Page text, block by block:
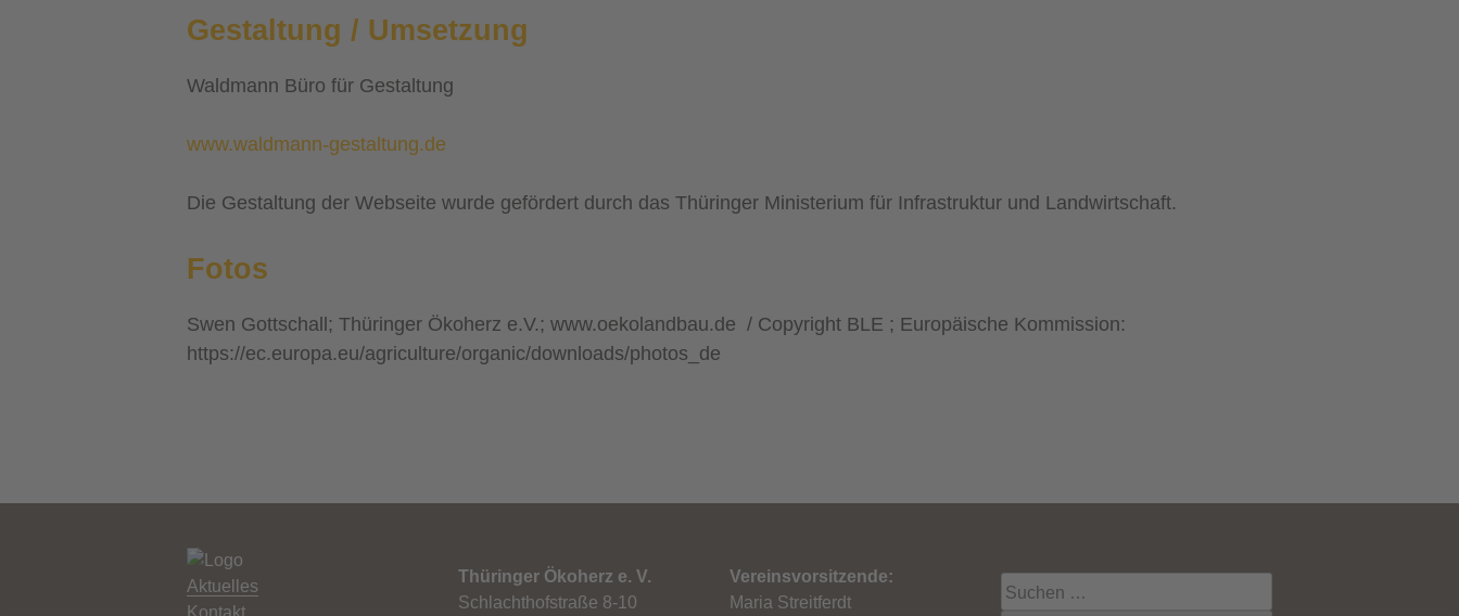
Gestaltung / Umsetzung
Waldmann Büro für Gestaltung
www.waldmann-gestaltung.de
Die Gestaltung der Webseite wurde gefördert durch das Thüringer Ministerium für Infrastruktur und Landwirtschaft.
Fotos
Swen Gottschall; Thüringer Ökoherz e.V.; www.oekolandbau.de / Copyright BLE ; Europäische Kommission:
https://ec.europa.eu/agriculture/organic/downloads/photos_de
Aktuelles
Kontakt
Thüringer Ökoherz e. V.
Schlachthofstraße 8-10
Vereinsvorsitzende:
Maria Streitferdt
Suche
nach: